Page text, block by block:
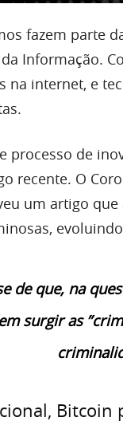
fazem parte
Informação.
na internet, e
processo de
recente. O
um artigo
de que, na
surgir as
Bitcoin